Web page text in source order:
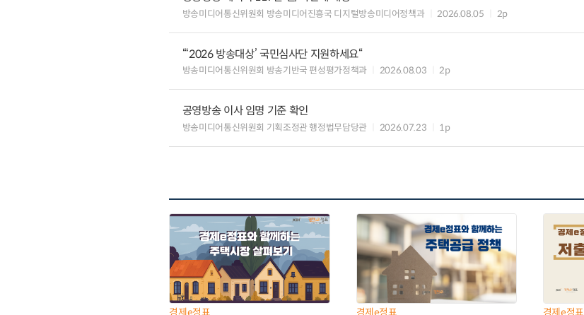
방송미디어통신위원회 방송미디어진흥국 디지털방송미디어정책과 2026.08.05 2p
“‘2026 방송대상’ 국민심사단 지원하세요“
방송미디어통신위원회 방송기반국 편성평가정책과 2026.08.03 2p
공영방송 이사 임명 기준 확인
방송미디어통신위원회 기획조정관 행정법무담당관 2026.07.23 1p